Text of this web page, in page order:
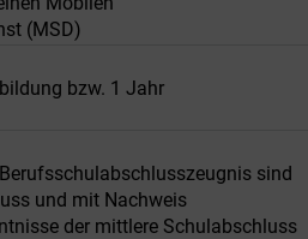
(MSD)
bzw. 1 Jahr
sind
und mit Nachweis
der mittlere Schulabschluss